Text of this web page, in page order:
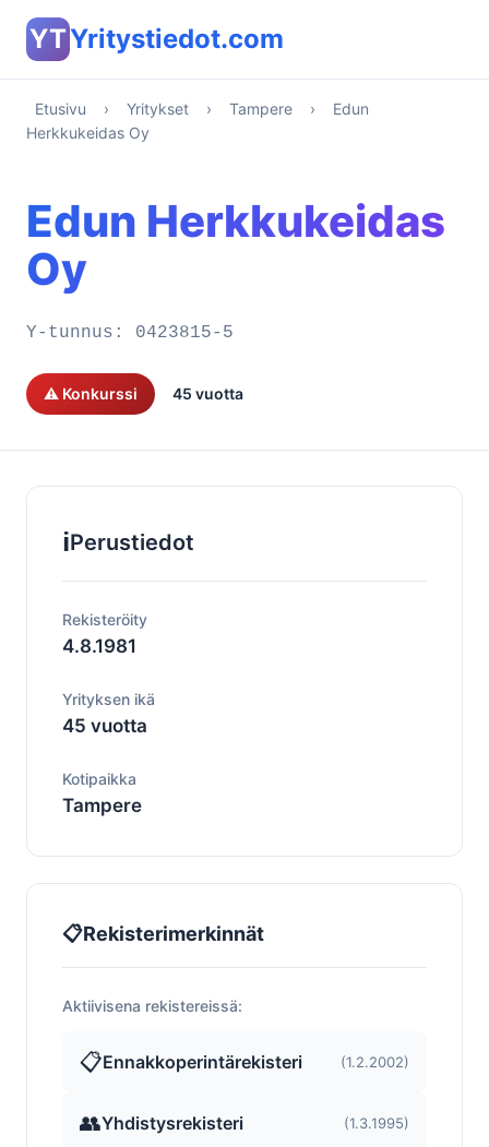
YTYritystiedot.com
Etusivu › Yritykset › Tampere ›
Edun
Herkkukeidas Oy
Edun Herkkukeidas
Oy
Y-tunnus: 0423815-5
⚠️ Konkurssi 45 vuotta
ℹ️Perustiedot
Rekisteröity
4.8.1981
Yrityksen ikä
45 vuotta
Kotipaikka
Tampere
📋Rekisterimerkinnät
Aktiivisena rekistereissä:
📋Ennakkoperintärekisteri (1.2.2002)
👥Yhdistysrekisteri (1.3.1995)